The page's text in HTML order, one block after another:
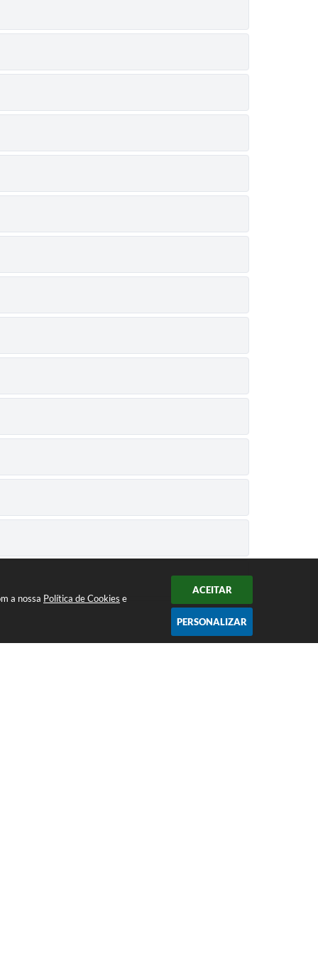
a nossa Política de Cookies e
ACEITAR
PERSONALIZAR